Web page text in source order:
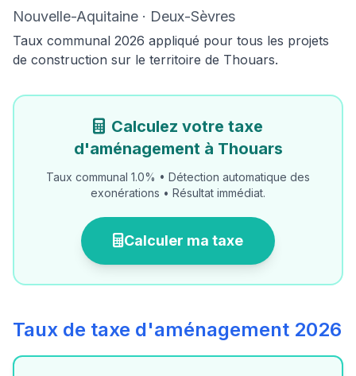
Nouvelle-Aquitaine · Deux-Sèvres
Taux communal 2026 appliqué pour tous les projets
de construction sur le territoire de Thouars.
Calculez votre taxe
d'aménagement à Thouars
Taux communal 1.0% • Détection automatique des
exonérations • Résultat immédiat.
Calculer ma taxe
Taux de taxe d'aménagement 2026